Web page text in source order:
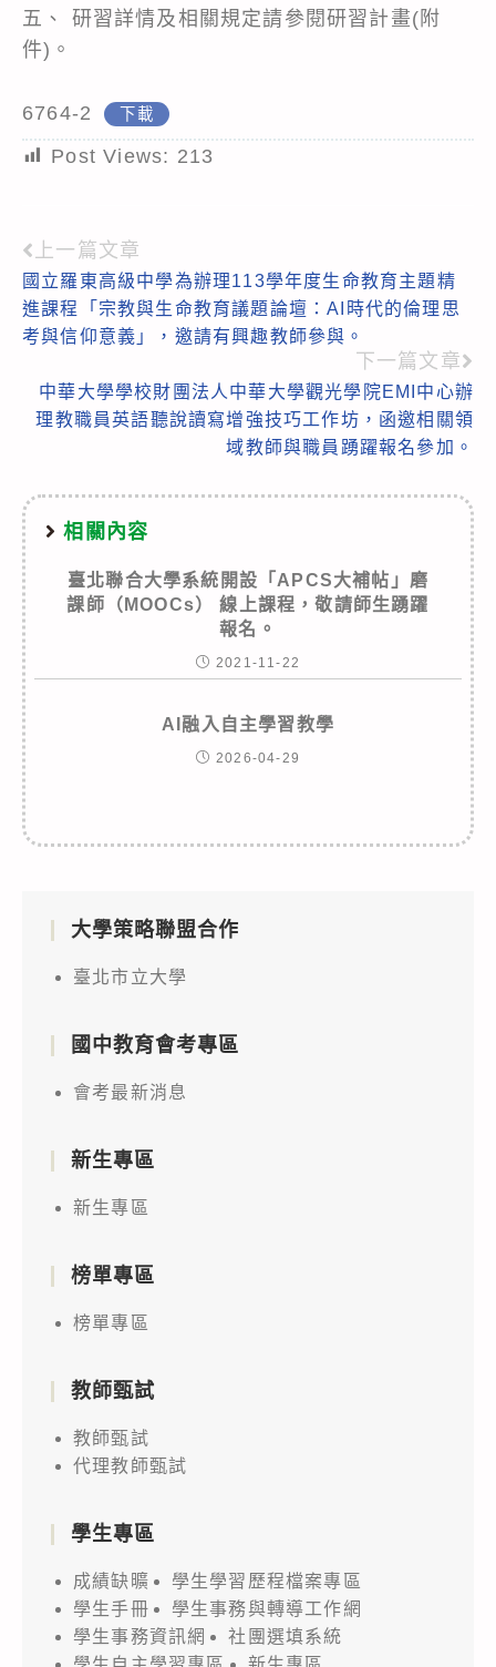
五、 研習詳情及相關規定請參閱研習計畫(附
件)。
6764-2 下載
Post Views: 213
Read
more
articles
上一篇文章
國立羅東高級中學為辦理113學年度生命教育主題精
進課程「宗教與生命教育議題論壇：AI時代的倫理思
考與信仰意義」，邀請有興趣教師參與。
下一篇文章
中華大學學校財團法人中華大學觀光學院EMI中心辦
理教職員英語聽說讀寫增強技巧工作坊，函邀相關領
域教師與職員踴躍報名參加。
相關內容
臺北聯合大學系統開設「APCS大補帖」磨
課師（MOOCs） 線上課程，敬請師生踴躍
報名。
2021-11-22
AI融入自主學習教學
2026-04-29
大學策略聯盟合作
臺北市立大學
國中教育會考專區
會考最新消息
新生專區
新生專區
榜單專區
榜單專區
教師甄試
教師甄試
代理教師甄試
學生專區
成績缺曠
學生學習歷程檔案專區
學生手冊
學生事務與轉導工作網
學生事務資訊網
社團選填系統